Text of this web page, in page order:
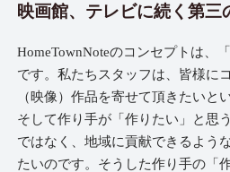
映画館、テレビに続く第三
HomeTownNoteのコンセプトは、
です。私たちスタッフは、皆様に
（映像）作品を寄せて頂きたいと
そして作り手が「作りたい」と思
ではなく、地域に貢献できるよう
たいのです。そうした作り手の「